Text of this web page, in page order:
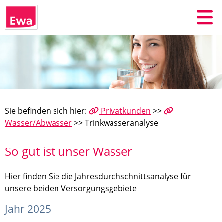
Sie befinden sich hier: Privatkunden >>
Wasser/Abwasser>> Trinkwasseranalyse
So gut ist unser Wasser
Hier finden Sie die Jahresdurchschnittsanalyse für
unsere beiden Versorgungsgebiete
Jahr 2025